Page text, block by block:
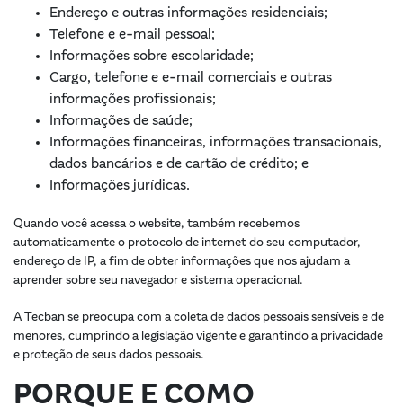
Endereço e outras informações residenciais;
Telefone e e-mail pessoal;
Informações sobre escolaridade;
Cargo, telefone e e-mail comerciais e outras
informações profissionais;
Informações de saúde;
Informações financeiras, informações transacionais,
dados bancários e de cartão de crédito; e
Informações jurídicas.
Quando você acessa o website, também recebemos
automaticamente o protocolo de internet do seu computador,
endereço de IP, a fim de obter informações que nos ajudam a
aprender sobre seu navegador e sistema operacional.
A Tecban se preocupa com a coleta de dados pessoais sensíveis e de
menores, cumprindo a legislação vigente e garantindo a privacidade
e proteção de seus dados pessoais.
PORQUE E COMO